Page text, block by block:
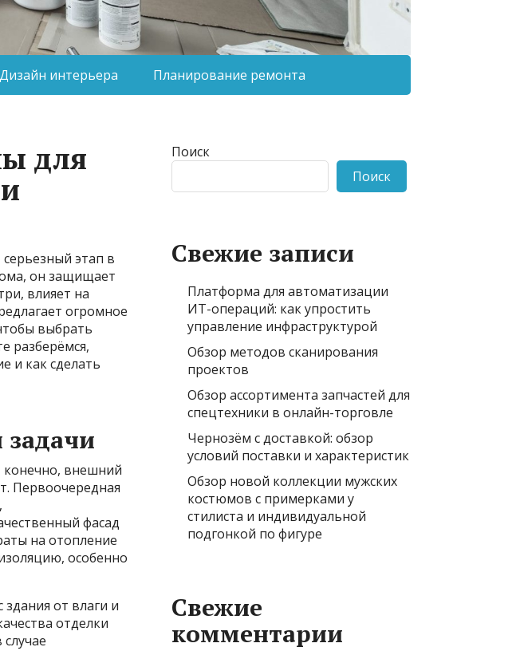
Дизайн интерьера Планирование ремонта
для
этап в
он защищает
влияет на
огромное
выбрать
разберёмся,
и как сделать
конечно, внешний
Первоочередная
фасад
на отопление
особенно
от влаги и
отделки
Поиск
Поиск
Свежие записи
Платформа для автоматизации
ИТ-операций: как упростить
управление инфраструктурой
Обзор методов сканирования
проектов
Обзор ассортимента запчастей для
спецтехники в онлайн-торговле
Чернозём с доставкой: обзор
условий поставки и характеристик
Обзор новой коллекции мужских
костюмов с примерками у
стилиста и индивидуальной
подгонкой по фигуре
Свежие
комментарии